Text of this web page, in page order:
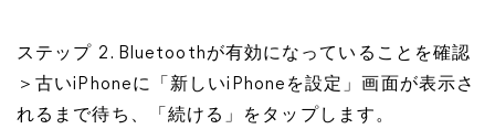
ステップ 2. Bluetoothが有効になっていることを確認
＞古いiPhoneに「新しいiPhoneを設定」画面が表示さ
れるまで待ち、「続ける」をタップします。